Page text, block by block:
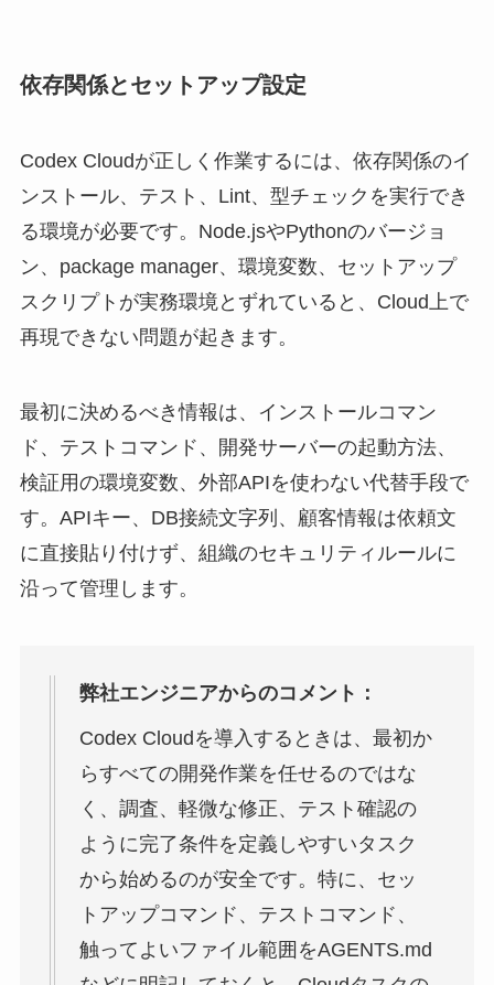
依存関係とセットアップ設定
Codex Cloudが正しく作業するには、依存関係のイ
ンストール、テスト、Lint、型チェックを実行でき
る環境が必要です。Node.jsやPythonのバージョ
ン、package manager、環境変数、セットアップ
スクリプトが実務環境とずれていると、Cloud上で
再現できない問題が起きます。
最初に決めるべき情報は、インストールコマン
ド、テストコマンド、開発サーバーの起動方法、
検証用の環境変数、外部APIを使わない代替手段で
す。APIキー、DB接続文字列、顧客情報は依頼文
に直接貼り付けず、組織のセキュリティルールに
沿って管理します。
弊社エンジニアからのコメント：
Codex Cloudを導入するときは、最初か
らすべての開発作業を任せるのではな
く、調査、軽微な修正、テスト確認の
ように完了条件を定義しやすいタスク
から始めるのが安全です。特に、セッ
トアップコマンド、テストコマンド、
触ってよいファイル範囲をAGENTS.md